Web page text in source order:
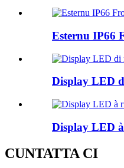
Esternu IP66
Display LED
Display LED
CUNTATTA CI